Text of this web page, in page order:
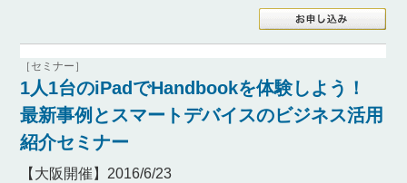
［セミナー］
1人1台のiPadでHandbookを体験しよう！
最新事例とスマートデバイスのビジネス活用
紹介セミナー
【大阪開催】2016/6/23